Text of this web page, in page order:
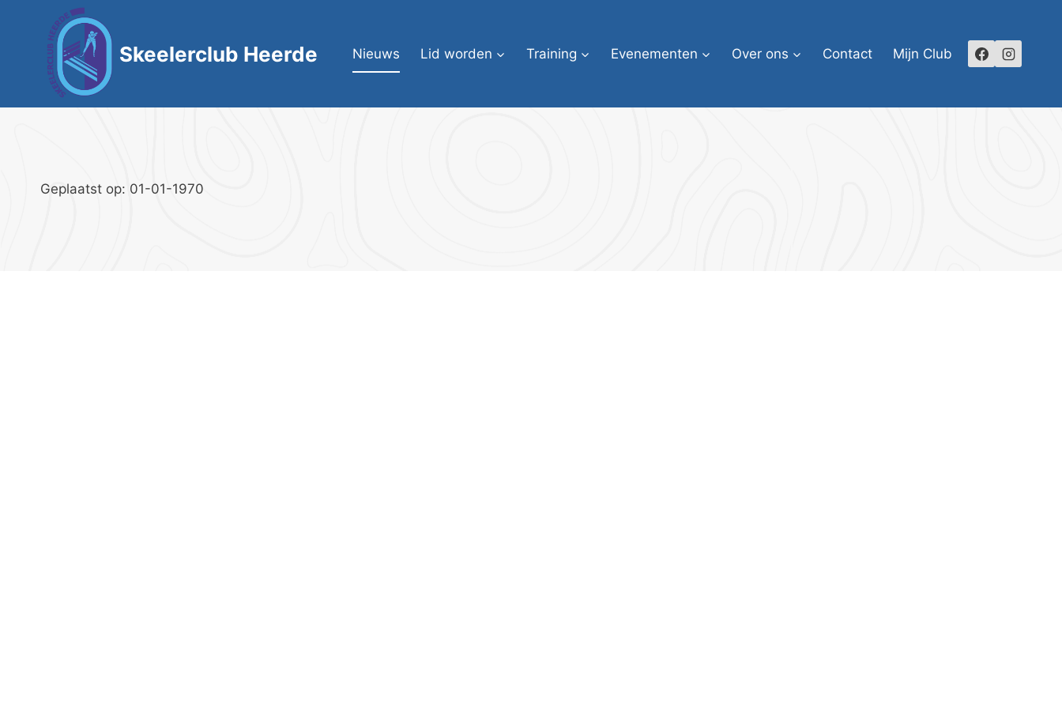
Skeelerclub Heerde Nieuws Lid worden Training Evenementen Over ons Contact Mijn Club
Geplaatst op: 01-01-1970